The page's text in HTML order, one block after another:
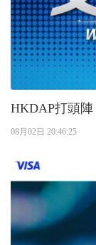
08月02日 20:46:25